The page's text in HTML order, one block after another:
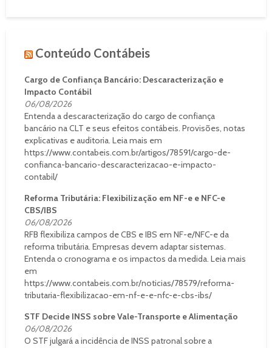
Conteúdo Contábeis
Cargo de Confiança Bancário: Descaracterização e
Impacto Contábil
06/08/2026
Entenda a descaracterização do cargo de confiança
bancário na CLT e seus efeitos contábeis. Provisões, notas
explicativas e auditoria. Leia mais em
https://www.contabeis.com.br/artigos/78591/cargo-de-
confianca-bancario-descaracterizacao-e-impacto-
contabil/
Reforma Tributária: Flexibilização em NF-e e NFC-e
CBS/IBS
06/08/2026
RFB flexibiliza campos de CBS e IBS em NF-e/NFC-e da
reforma tributária. Empresas devem adaptar sistemas.
Entenda o cronograma e os impactos da medida. Leia mais
em
https://www.contabeis.com.br/noticias/78579/reforma-
tributaria-flexibilizacao-em-nf-e-e-nfc-e-cbs-ibs/
STF Decide INSS sobre Vale-Transporte e Alimentação
06/08/2026
O STF julgará a incidência de INSS patronal sobre a